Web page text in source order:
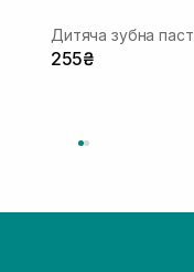
Дитяча зубна
255₴